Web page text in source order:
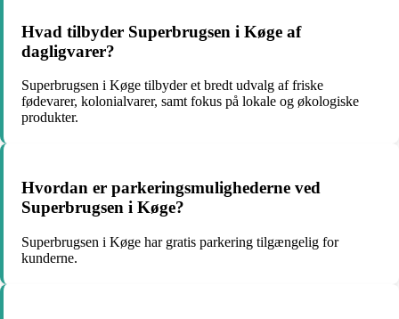
Hvad tilbyder Superbrugsen i Køge af
dagligvarer?
Superbrugsen i Køge tilbyder et bredt udvalg af friske
fødevarer, kolonialvarer, samt fokus på lokale og økologiske
produkter.
Hvordan er parkeringsmulighederne ved
Superbrugsen i Køge?
Superbrugsen i Køge har gratis parkering tilgængelig for
kunderne.